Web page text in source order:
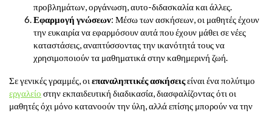
προβλημάτων, οργάνωση, αυτο-διδασκαλία και άλλες.
Εφαρμογή γνώσεων: Μέσω των ασκήσεων, οι μαθητές έχουν
την ευκαιρία να εφαρμόσουν αυτά που έχουν μάθει σε νέες
καταστάσεις, αναπτύσσοντας την ικανότητά τους να
χρησιμοποιούν τα μαθηματικά στην καθημερινή ζωή.
Σε γενικές γραμμές, οι επαναληπτικές ασκήσειςείναι ένα πολύτιμο
εργαλείο στην εκπαιδευτική διαδικασία, διασφαλίζοντας ότι οι
μαθητές όχι μόνο κατανοούν την ύλη, αλλά επίσης μπορούν να την